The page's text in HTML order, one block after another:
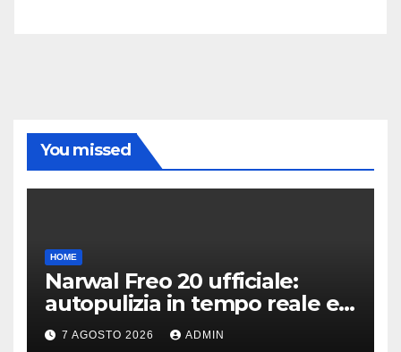
You missed
HOME
Narwal Freo 20 ufficiale:
autopulizia in tempo reale e
speciale design in tessuto
7 AGOSTO 2026 ADMIN